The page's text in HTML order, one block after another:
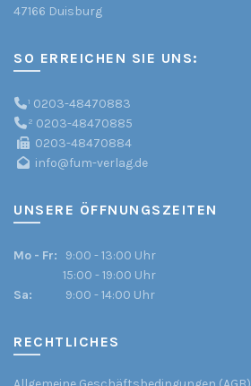
47166 Duisburg
SO ERREICHEN SIE UNS:
¹ 0203-48470883
² 0203-48470885
0203-48470884
info@fum-verlag.de
UNSERE ÖFFNUNGSZEITEN
Mo - Fr:
9:00 - 13:00 Uhr
15:00 - 19:00 Uhr
Sa:
9:00 - 14:00 Uhr
RECHTLICHES